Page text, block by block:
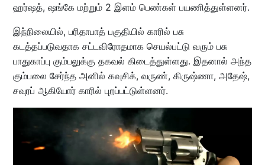
ஹர்ஷத், ஷங்கே மற்றும் 2 இளம் பெண்கள் பயணித்துள்ளனர்.
இந்நிலையில், பரிதாபாத் பகுதியில் காரில் பசு
கடத்தப்படுவதாக சட்டவிரோதமாக செயல்பட்டு வரும் பசு
பாதுகாப்பு கும்பலுக்கு தகவல் கிடைத்துள்ளது. இதனால் அந்த
கும்பலை சேர்ந்த அனில் கவுசிக், வருண், கிருஷ்ணா, அதேஷ்,
சவுரப் ஆகியோர் காரில் புறப்பட்டுள்ளனர்.